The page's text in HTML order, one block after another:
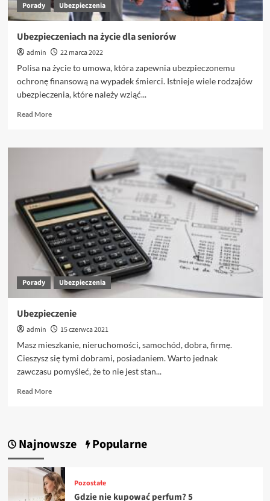
Porady Ubezpieczenia
Ubezpieczeniach na życie dla seniorów
admin
22 marca 2022
Polisa na życie to umowa, która zapewnia ubezpieczonemu
ochronę finansową na wypadek śmierci. Istnieje wiele rodzajów
ubezpieczenia, które należy wziąć...
Read MoreRead
Ubezpieczeniach
seniorów
Porady Ubezpieczenia
Ubezpieczenie
admin
15 czerwca 2021
Masz mieszkanie, nieruchomości, samochód, dobra, firmę.
Cieszysz się tymi dobrami, posiadaniem. Warto jednak
zawczasu pomyśleć, że to nie jest stan...
Read MoreRead
Najnowsze Popularne
Pozostałe
Gdzie nie kupować perfum? 5